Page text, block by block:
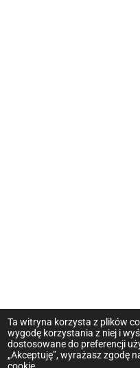
Ta witryna korzysta z plików
wygodę korzystania z niej i
dostosowane do preferencji
„Akceptuję”, wyrażasz zgodę